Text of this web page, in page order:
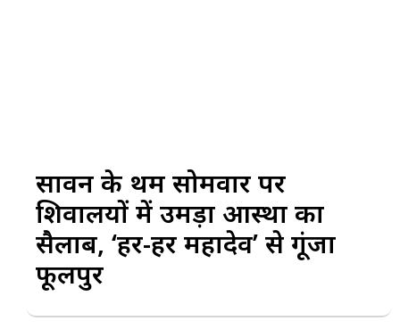
सावन के प्रथम सोमवार पर
शिवालयों में उमड़ा आस्था का
सैलाब, ‘हर-हर महादेव’ से गूंजा
फूलपुर